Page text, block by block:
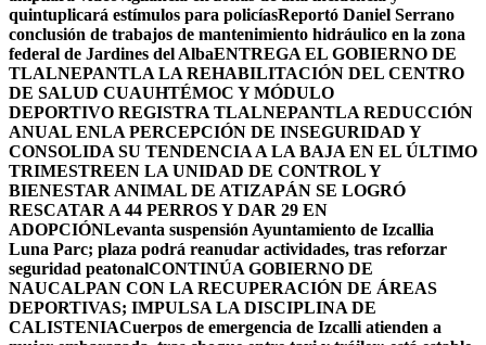
quintuplicará estímulos para policíasReportó Daniel Serrano
conclusión de trabajos de mantenimiento hidráulico en la zona
federal de Jardines del AlbaENTREGA EL GOBIERNO DE
TLALNEPANTLA LA REHABILITACIÓN DEL CENTRO
DE SALUD CUAUHTÉMOC Y MÓDULO
DEPORTIVO REGISTRA TLALNEPANTLA REDUCCIÓN
ANUAL ENLA PERCEPCIÓN DE INSEGURIDAD Y
CONSOLIDA SU TENDENCIA A LA BAJA EN EL ÚLTIMO
TRIMESTREEN LA UNIDAD DE CONTROL Y
BIENESTAR ANIMAL DE ATIZAPÁN SE LOGRÓ
RESCATAR A 44 PERROS Y DAR 29 EN
ADOPCIÓNLevanta suspensión Ayuntamiento de Izcallia
Luna Parc; plaza podrá reanudar actividades, tras reforzar
seguridad peatonalCONTINÚA GOBIERNO DE
NAUCALPAN CON LA RECUPERACIÓN DE ÁREAS
DEPORTIVAS; IMPULSA LA DISCIPLINA DE
CALISTENIACuerpos de emergencia de Izcalli atienden a